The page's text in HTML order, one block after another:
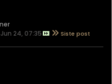
24, 07:35